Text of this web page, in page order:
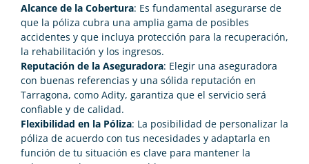
Alcance de la Cobertura: Es fundamental asegurarse de
que la póliza cubra una amplia gama de posibles
accidentes y que incluya protección para la recuperación,
la rehabilitación y los ingresos.
Reputación de la Aseguradora: Elegir una aseguradora
con buenas referencias y una sólida reputación en
Tarragona, como Adity, garantiza que el servicio será
confiable y de calidad.
Flexibilidad en la Póliza: La posibilidad de personalizar la
póliza de acuerdo con tus necesidades y adaptarla en
función de tu situación es clave para mantener la